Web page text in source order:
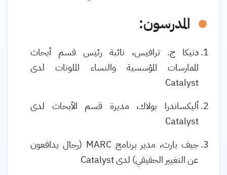
المدرسون:
دنيكا ج. ترافيس، نائبة رئيس قسم أبحاث
الممارسات المؤسسية والنساء الملونات لدى
Catalyst
أليكساندرا بولاك، مديرة قسم الأبحاث لدى
Catalyst
جيف بارث، مدير برنامج MARC (رجال يدافعون
عن التغيير الحقيقي) لدى Catalyst